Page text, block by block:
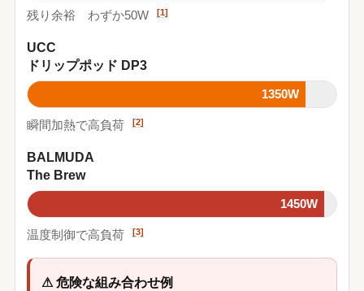
残り余裕 わずか50W [1]
UCC
ドリップポッド DP3
1350W
瞬間加熱で高負荷 [2]
BALMUDA
The Brew
1450W
温度制御で高負荷 [3]
⚠ 危険な組み合わせ例